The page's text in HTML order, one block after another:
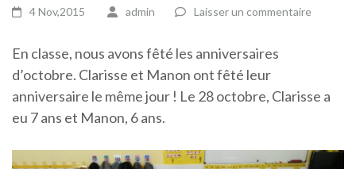
4 Nov,2015 admin Laisser un commentaire
En classe, nous avons fêté les anniversaires
d’octobre. Clarisse et Manon ont fêté leur
anniversaire le même jour ! Le 28 octobre, Clarisse a
eu 7 ans et Manon, 6 ans.